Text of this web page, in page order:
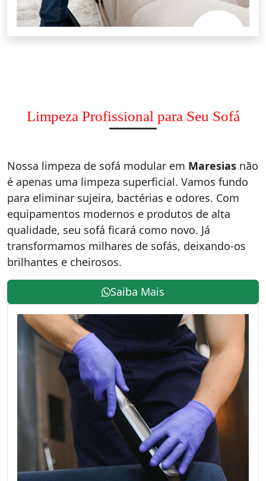
Limpeza Profissional para Seu Sofá
Nossa limpeza de sofá modular em Maresias não
é apenas uma limpeza superficial. Vamos fundo
para eliminar sujeira, bactérias e odores. Com
equipamentos modernos e produtos de alta
qualidade, seu sofá ficará como novo. Já
transformamos milhares de sofás, deixando-os
brilhantes e cheirosos.
Saiba Mais